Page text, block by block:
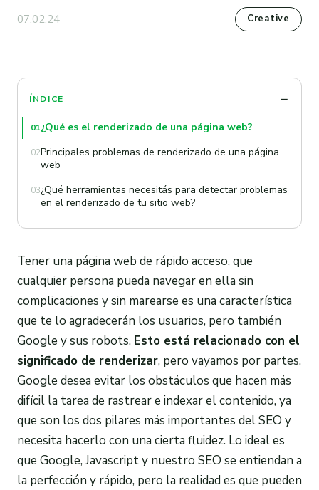
07.02.24 Creative
ÍNDICE
01¿Qué es el renderizado de una página web?
02Principales problemas de renderizado de una página
web
03¿Qué herramientas necesitás para detectar problemas
en el renderizado de tu sitio web?
Tener una página web de rápido acceso, que
cualquier persona pueda navegar en ella sin
complicaciones y sin marearse es una característica
que te lo agradecerán los usuarios, pero también
Google y sus robots. Esto está relacionado con el
significado de renderizar, pero vayamos por partes.
Google desea evitar los obstáculos que hacen más
difícil la tarea de rastrear e indexar el contenido, ya
que son los dos pilares más importantes del SEO y
necesita hacerlo con una cierta fluidez. Lo ideal es
que Google, Javascript y nuestro SEO se entiendan a
la perfección y rápido, pero la realidad es que pueden